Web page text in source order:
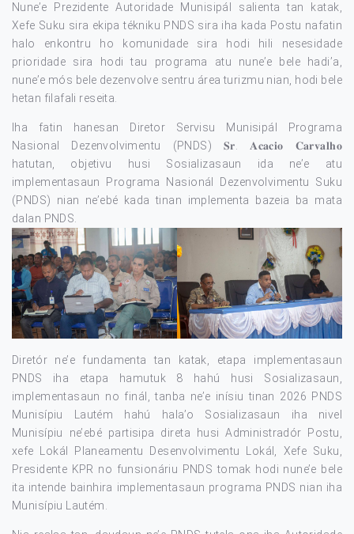
Nune’e Prezidente Autoridade Munisipál salienta tan katak,
Xefe Suku sira ekipa tékniku PNDS sira iha kada Postu nafatin
halo enkontru ho komunidade sira hodi hili nesesidade
prioridade sira hodi tau programa atu nune’e bele hadi’a,
nune’e mós bele dezenvolve sentru área turizmu nian, hodi bele
hetan filafali reseita.
Iha fatin hanesan Diretor Servisu Munisipál Programa
Nasional Dezenvolvimentu (PNDS) 𝐒𝐫. 𝐀𝐜𝐚𝐜𝐢𝐨 𝐂𝐚𝐫𝐯𝐚𝐥𝐡𝐨
hatutan, objetivu husi Sosializasaun ida ne’e atu
implementasaun Programa Nasionál Dezenvolvimentu Suku
(PNDS) nian ne’ebé kada tinan implementa bazeia ba mata
dalan PNDS.
Diretór ne’e fundamenta tan katak, etapa implementasaun
PNDS iha etapa hamutuk 8 hahú husi Sosializasaun,
implementasaun no finál, tanba ne’e inísiu tinan 2026 PNDS
Munisípiu Lautém hahú hala’o Sosializasaun iha nivel
Munisípiu ne’ebé partisipa direta husi Administradór Postu,
xefe Lokál Planeamentu Desenvolvimentu Lokál, Xefe Suku,
Presidente KPR no funsionáriu PNDS tomak hodi nune’e bele
ita intende bainhira implementasaun programa PNDS nian iha
Munisípiu Lautém.